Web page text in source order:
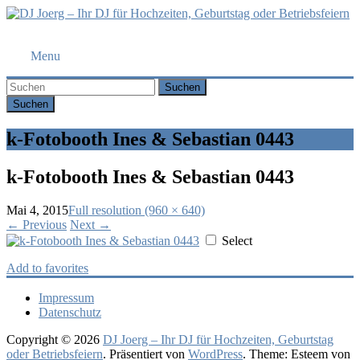
Joerg
–
Ihr
DJ
für
Hochzeiten,
Geburtstag
oder
Betriebsfeiern
Ihr
DJ
mit
über
Erfahrung
für
Ihre
Menu
Suchen
k-Fotobooth Ines & Sebastian 0443
k-Fotobooth Ines & Sebastian 0443
Mai 4, 2015Full resolution (960 × 640)
← Previous Next →
Select
Add to favorites
Impressum
Datenschutz
Copyright © 2026 DJ Joerg – Ihr DJ für Hochzeiten, Geburtstag
oder Betriebsfeiern. Präsentiert von WordPress. Theme: Esteem von